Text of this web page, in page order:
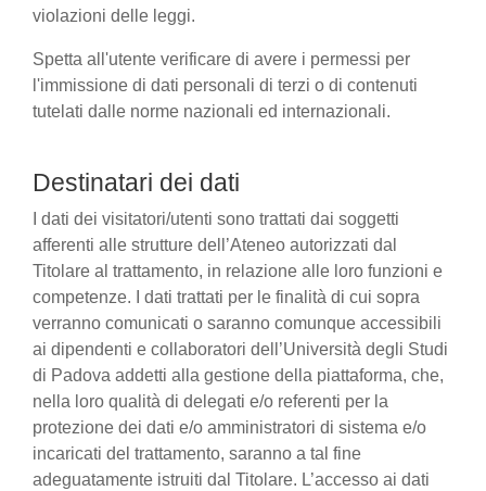
violazioni delle leggi.
Spetta all'utente verificare di avere i permessi per
l'immissione di dati personali di terzi o di contenuti
tutelati dalle norme nazionali ed internazionali.
Destinatari dei dati
I dati dei visitatori/utenti sono trattati dai soggetti
afferenti alle strutture dell’Ateneo autorizzati dal
Titolare al trattamento, in relazione alle loro funzioni e
competenze. I dati trattati per le finalità di cui sopra
verranno comunicati o saranno comunque accessibili
ai dipendenti e collaboratori dell’Università degli Studi
di Padova addetti alla gestione della piattaforma, che,
nella loro qualità di delegati e/o referenti per la
protezione dei dati e/o amministratori di sistema e/o
incaricati del trattamento, saranno a tal fine
adeguatamente istruiti dal Titolare. L’accesso ai dati